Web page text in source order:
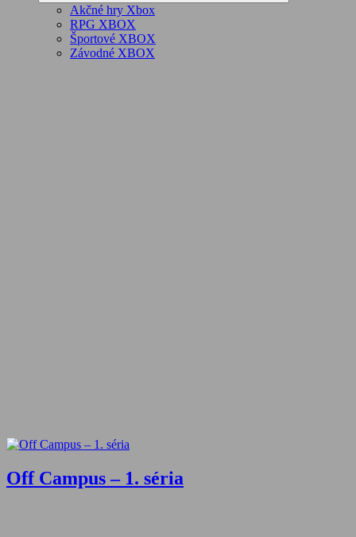
Akčné hry Xbox
RPG XBOX
Športové XBOX
Závodné XBOX
Off Campus – 1. séria